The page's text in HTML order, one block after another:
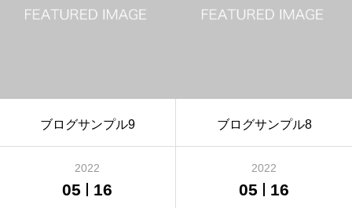
ブログサンプル9 ブログサンプル8
2022
05 16
2022
05 16